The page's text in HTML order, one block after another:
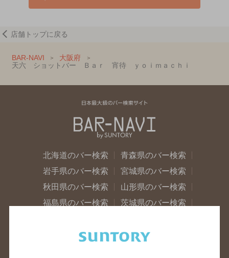
店舗トップに戻る
BAR-NAVI
大阪府
天六 ショットバー Ｂａｒ 宵待 ｙｏｉｍａｃｈｉ
北海道のバー検索
青森県のバー検索
岩手県のバー検索
宮城県のバー検索
秋田県のバー検索
山形県のバー検索
福島県のバー検索
茨城県のバー検索
山梨県のバー検索
長野県のバー検索